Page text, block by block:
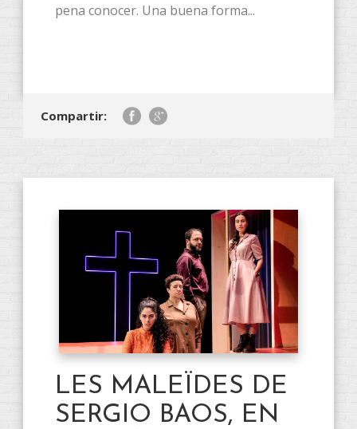
pena conocer. Una buena forma...
Compartir:
LES MALEÏDES DE
SERGIO BAOS, EN